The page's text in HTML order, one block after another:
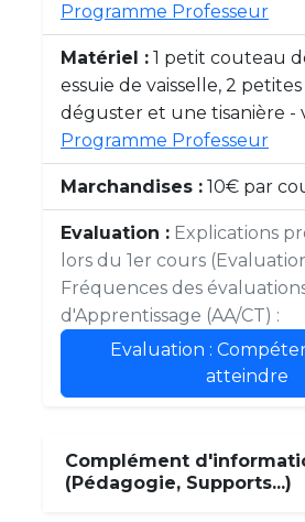
Programme Professeur
Matériel : 1 petit couteau
essuie de vaisselle, 2
déguster et une tisanière -
Programme Professeur
Marchandises : 10€ par
Evaluation : Explications
lors du 1er cours
Fréquences des
d'Apprentissage (AA/CT) :
Evaluation :
atteindre
Complément
(Pédagogie, Supports...)